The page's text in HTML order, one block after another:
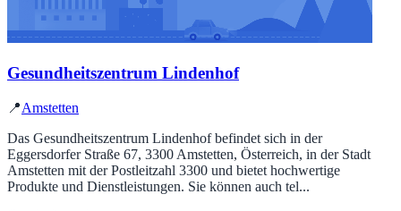
Gesundheitszentrum Lindenhof
📍Amstetten
Das Gesundheitszentrum Lindenhof befindet sich in der
Eggersdorfer Straße 67, 3300 Amstetten, Österreich, in der Stadt
Amstetten mit der Postleitzahl 3300 und bietet hochwertige
Produkte und Dienstleistungen. Sie können auch tel...